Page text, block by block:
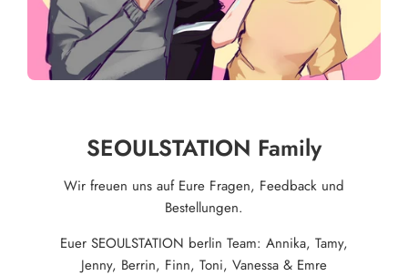
SEOULSTATION Family
Wir freuen uns auf Eure Fragen, Feedback und
Bestellungen.
Euer SEOULSTATION berlin Team: Annika, Tamy,
Jenny, Berrin, Finn, Toni, Vanessa & Emre